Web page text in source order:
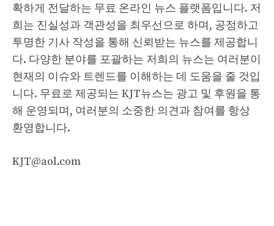
확하게 전달하는 무료 온라인 뉴스 플랫폼입니다. 저
희는 진실성과 객관성을 최우선으로 하며, 공정하고
투명한 기사 작성을 통해 신뢰받는 뉴스를 제공합니
다. 다양한 분야를 포괄하는 저희의 뉴스는 여러분이
현재의 이슈와 트렌드를 이해하는 데 도움을 줄 것입
니다. 무료로 제공되는 KJT뉴스는 광고 및 후원을 통
해 운영되며, 여러분의 소중한 의견과 참여를 항상
환영합니다.
KJT@aol.com